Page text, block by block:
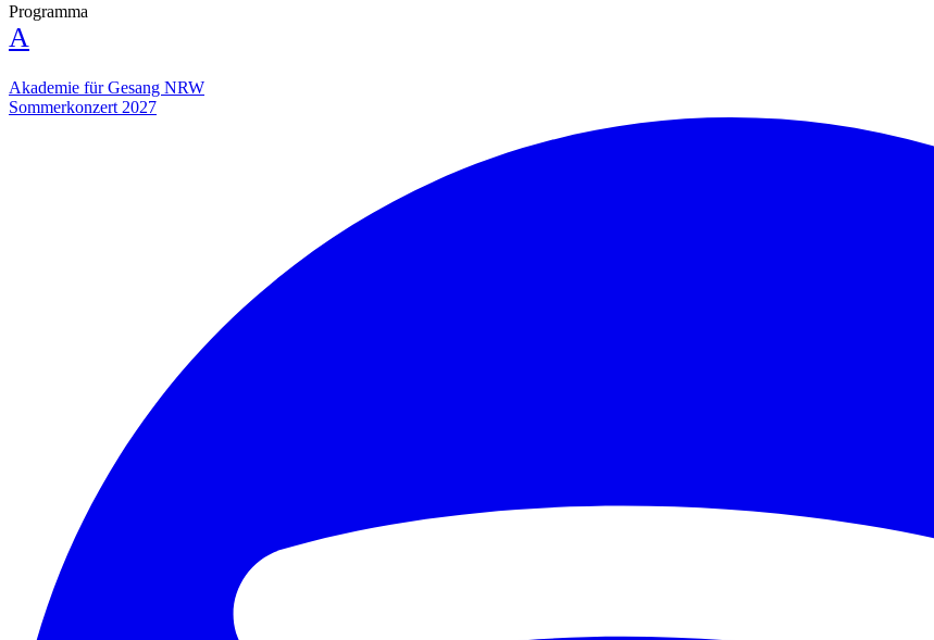
Programma
A
Akademie für Gesang NRW
Sommerkonzert 2027